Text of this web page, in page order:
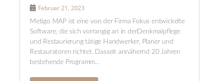
Februar 21, 2023
Metigo MAP ist eine von der Firma Fokus entwickelte
Software, die sich vorrangig an in derDenkmalpflege
und Restaurierung tätige Handwerker, Planer und
Restauratoren richtet. Dasseit annähernd 20 Jahren
bestehende Programm...